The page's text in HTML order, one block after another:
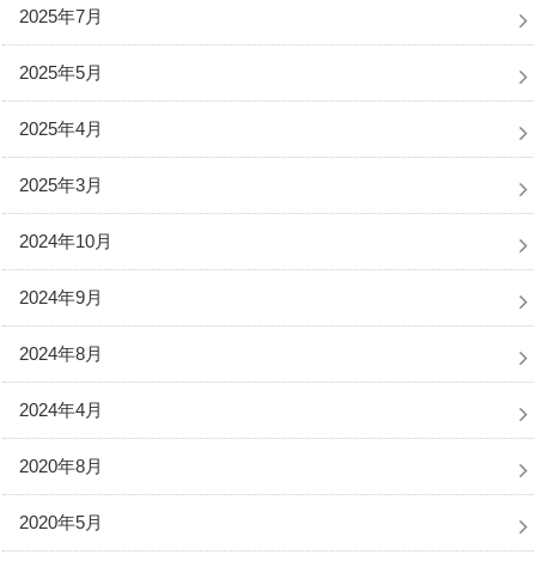
2025年7月
2025年5月
2025年4月
2025年3月
2024年10月
2024年9月
2024年8月
2024年4月
2020年8月
2020年5月